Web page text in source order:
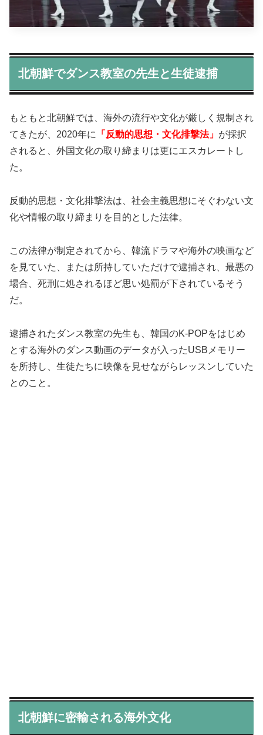
北朝鮮でダンス教室の先生と生徒逮捕
もともと北朝鮮では、海外の流行や文化が厳しく規制され
てきたが、2020年に
「反動的思想・文化排撃法」 が採択
されると、外国文化の取り締まりは更にエスカレートし
た。
反動的思想・文化排撃法は、社会主義思想にそぐわない文
化や情報の取り締まりを目的とした法律。
この法律が制定されてから、韓流ドラマや海外の映画など
を見ていた、または所持していただけで逮捕され、最悪の
場合、死刑に処されるほど思い処罰が下されているそう
だ。
逮捕されたダンス教室の先生も、韓国のK-POPをはじめ
とする海外のダンス動画のデータが入ったUSBメモリー
を所持し、生徒たちに映像を見せながらレッスンしていた
とのこと。
北朝鮮に密輸される海外文化